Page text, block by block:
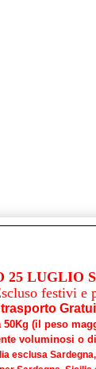
25 LUGLIO
festivi e
(il peso
voluminosi o
esclusa